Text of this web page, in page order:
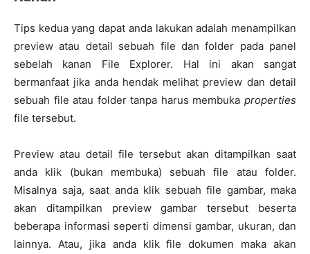
Tips kedua yang dapat anda lakukan adalah menampilkan
preview atau detail sebuah file dan folder pada panel
sebelah kanan File Explorer. Hal ini akan sangat
bermanfaat jika anda hendak melihat preview dan detail
sebuah file atau folder tanpa harus membuka properties
file tersebut.
Preview atau detail file tersebut akan ditampilkan saat
anda klik (bukan membuka) sebuah file atau folder.
Misalnya saja, saat anda klik sebuah file gambar, maka
akan ditampilkan preview gambar tersebut beserta
beberapa informasi seperti dimensi gambar, ukuran, dan
lainnya. Atau, jika anda klik file dokumen maka akan